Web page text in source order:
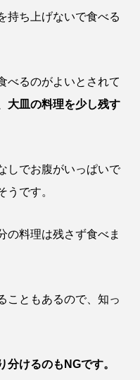
持ち上げないで食べる
べるのがよいとされて
大皿の料理を少し残す
しでお腹がいっぱいで
うです。
の料理は残さず食べま
こともあるので、知っ
分けるのもNGです。